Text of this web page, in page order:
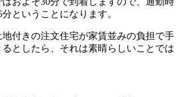
ということになります。
付きの注文住宅が家賃並みの負担で手
としたら、それは素晴らしいことでは